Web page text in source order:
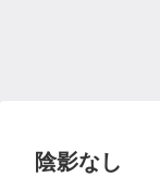
陰影なし